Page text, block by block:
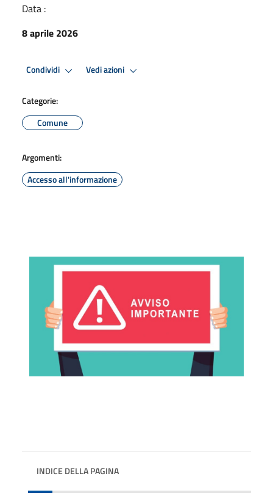
Data :
8 aprile 2026
Condividi Vedi azioni
Categorie:
Comune
Argomenti:
Accesso all'informazione
INDICE DELLA PAGINA